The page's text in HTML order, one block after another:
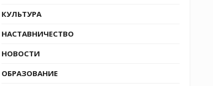
КУЛЬТУРА
НАСТАВНИЧЕСТВО
НОВОСТИ
ОБРАЗОВАНИЕ